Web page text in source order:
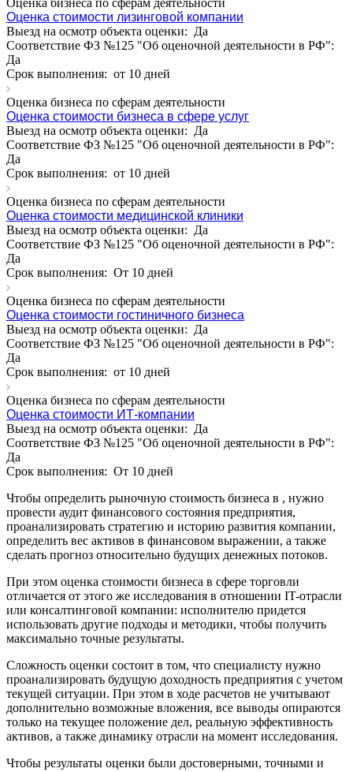
Оценка стоимости лизинговой компании
Выезд на осмотр объекта оценки: Да
Соответствие ФЗ №125 "Об оценочной деятельности в РФ":
Да
Срок выполнения: от 10 дней
Оценка бизнеса по сферам деятельности
Оценка стоимости бизнеса в сфере услуг
Выезд на осмотр объекта оценки: Да
Соответствие ФЗ №125 "Об оценочной деятельности в РФ":
Да
Срок выполнения: от 10 дней
Оценка бизнеса по сферам деятельности
Оценка стоимости медицинской клиники
Выезд на осмотр объекта оценки: Да
Соответствие ФЗ №125 "Об оценочной деятельности в РФ":
Да
Срок выполнения: От 10 дней
Оценка бизнеса по сферам деятельности
Оценка стоимости гостиничного бизнеса
Выезд на осмотр объекта оценки: Да
Соответствие ФЗ №125 "Об оценочной деятельности в РФ":
Да
Срок выполнения: от 10 дней
Оценка бизнеса по сферам деятельности
Оценка стоимости ИТ-компании
Выезд на осмотр объекта оценки: Да
Соответствие ФЗ №125 "Об оценочной деятельности в РФ":
Да
Срок выполнения: От 10 дней
Чтобы определить рыночную стоимость бизнеса в , нужно
провести аудит финансового состояния предприятия,
проанализировать стратегию и историю развития компании,
определить вес активов в финансовом выражении, а также
сделать прогноз относительно будущих денежных потоков.
При этом оценка стоимости бизнеса в сфере торговли
отличается от этого же исследования в отношении IT-отрасли
или консалтинговой компании: исполнителю придется
использовать другие подходы и методики, чтобы получить
максимально точные результаты.
Сложность оценки состоит в том, что специалисту нужно
проанализировать будущую доходность предприятия с учетом
текущей ситуации. При этом в ходе расчетов не учитывают
дополнительно возможные вложения, все выводы опираются
только на текущее положение дел, реальную эффективность
активов, а также динамику отрасли на момент исследования.
Чтобы результаты оценки были достоверными, точными и
Апатиты
Апрелевка
Арамиль
Арзамас
Архангельск
Асбест
Асино
Астрахань
Ахтубинск
Ачинск
Аша
Баймак
Балабаново
Балаково
Балашиха
Балашов
Барабинск
Барнаул
Батайск
Бахчисарай
Белая Калитва
Белгород
Белебей
Белово
Белогорск
Белорецк
Белореченск
Белоярский
Бердск
Березники
Бийск
Биробиджан
Бирск
Благовещенск
Богородицк
Боготол
Большой Камень
Бор
Борисоглебск